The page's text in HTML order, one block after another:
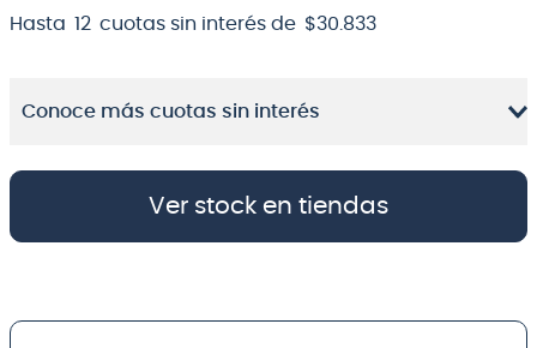
Hasta 12 cuotas sin interés de $30 833
Conoce más cuotas sin interés
Ver stock en tiendas